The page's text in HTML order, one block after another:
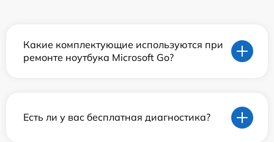
Какие комплектующие используются при
ремонте ноутбука Microsoft Go?
Есть ли у вас бесплатная диагностика?